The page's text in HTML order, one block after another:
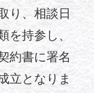
り、相談日
を持参し、
約書に署名
立となりま